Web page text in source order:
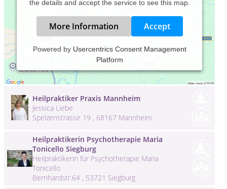
the details and accept the service to see this map.
More Information Accept
Powered by Usercentrics Consent Management
Platform
Heilpraktiker für Psychotherapie,
Michelstadter Weg , 13595 Berlin
Heilpraktiker Praxis Mannheim
Jessica Liebe
Spelzenstrasse 19 , 68167 Mannheim
Heilpraktikerin Psychotherapie Maria
Tonicello Siegburg
Heilpraktikerin für Psychotherapie Maria
Tonicello
Bernhardstr.64 , 53721 Siegburg